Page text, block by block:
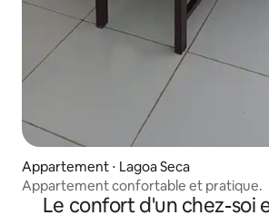
Appartement ⋅ Lagoa Seca
Appartement confortable et pratique.
Le confort d'un chez-soi